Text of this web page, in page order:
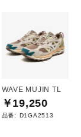
WAVE MUJIN TL
￥19,250
品番: D1GA2513